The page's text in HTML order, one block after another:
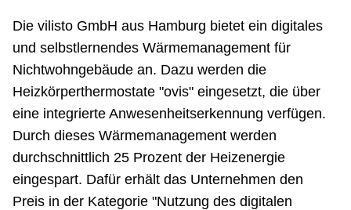
Die vilisto GmbH aus Hamburg bietet ein digitales
und selbstlernendes Wärmemanagement für
Nichtwohngebäude an. Dazu werden die
Heizkörperthermostate "ovis" eingesetzt, die über
eine integrierte Anwesenheitserkennung verfügen.
Durch dieses Wärmemanagement werden
durchschnittlich 25 Prozent der Heizenergie
eingespart. Dafür erhält das Unternehmen den
Preis in der Kategorie "Nutzung des digitalen